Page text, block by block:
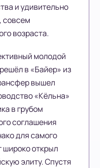
и удивительно
совсем
возраста.
молодой
в «Байер» из
вышел
«Кёльна»
в грубом
соглашения
для самого
открыл
элиту. Спустя